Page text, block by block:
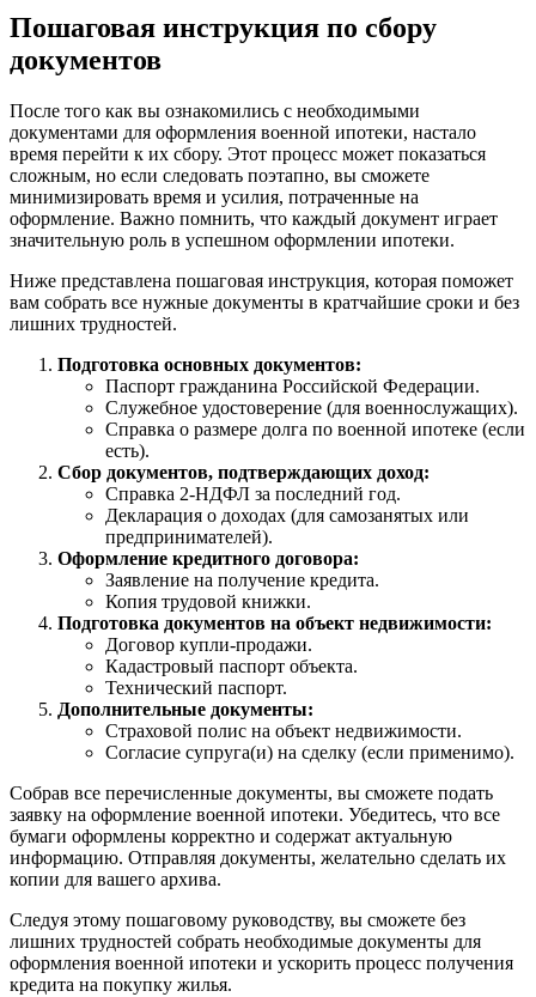
Пошаговая инструкция по сбору
документов
После того как вы ознакомились с необходимыми
документами для оформления военной ипотеки, настало
время перейти к их сбору. Этот процесс может показаться
сложным, но если следовать поэтапно, вы сможете
минимизировать время и усилия, потраченные на
оформление. Важно помнить, что каждый документ играет
значительную роль в успешном оформлении ипотеки.
Ниже представлена пошаговая инструкция, которая поможет
вам собрать все нужные документы в кратчайшие сроки и без
лишних трудностей.
Подготовка основных документов:
Паспорт гражданина Российской Федерации.
Служебное удостоверение (для военнослужащих).
Справка о размере долга по военной ипотеке (если
есть).
Сбор документов, подтверждающих доход:
Справка 2-НДФЛ за последний год.
Декларация о доходах (для самозанятых или
предпринимателей).
Оформление кредитного договора:
Заявление на получение кредита.
Копия трудовой книжки.
Подготовка документов на объект недвижимости:
Договор купли-продажи.
Кадастровый паспорт объекта.
Технический паспорт.
Дополнительные документы:
Страховой полис на объект недвижимости.
Согласие супруга(и) на сделку (если применимо).
Собрав все перечисленные документы, вы сможете подать
заявку на оформление военной ипотеки. Убедитесь, что все
бумаги оформлены корректно и содержат актуальную
информацию. Отправляя документы, желательно сделать их
копии для вашего архива.
Следуя этому пошаговому руководству, вы сможете без
лишних трудностей собрать необходимые документы для
оформления военной ипотеки и ускорить процесс получения
кредита на покупку жилья.